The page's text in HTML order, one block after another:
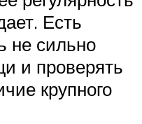
Есть
не сильно
и проверять
крупного